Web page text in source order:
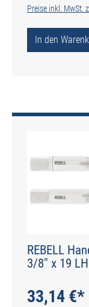
Preise inkl. MwSt.
In den
REBELL
3/8" x 19
33,14 €*